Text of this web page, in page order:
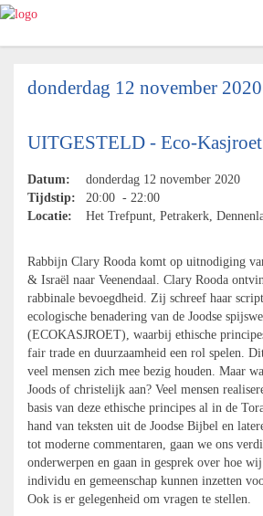
donderdag 12 november 2020
UITGESTELD - Eco-Kasjroet
Datum:
donderdag 12 november 2020
Tijdstip:
20:00 - 22:00
Locatie:
Het Trefpunt, Petrakerk,
Rabbijn Clary Rooda komt op uitnodiging
& Israël naar Veenendaal. Clary Rooda
rabbinale bevoegdheid. Zij schreef haar
ecologische benadering van de Joodse
(ECOKASJROET), waarbij ethische
fair trade en duurzaamheid een rol spelen.
veel mensen zich mee bezig houden. Maar
Joods of christelijk aan? Veel mensen
basis van deze ethische principes al in de
hand van teksten uit de Joodse Bijbel en
tot moderne commentaren, gaan we ons
onderwerpen en gaan in gesprek over hoe
individu en gemeenschap kunnen inzetten
Ook is er gelegenheid om vragen te stellen.